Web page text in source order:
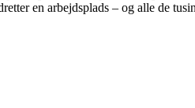
en arbejdsplads – og alle de